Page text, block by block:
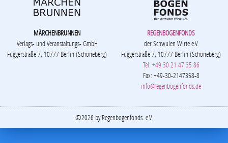
MÄRCHENBRUNNEN
Verlags- und Veranstaltungs- GmbH
Fuggerstraße 7, 10777 Berlin (Schöneberg)
REGENBOGENFONDS
der Schwulen Wirte e.V.
Fuggerstraße 7, 10777 Berlin (Schöneberg)
Tel: +49 30 21 47 35 86
Fax: +49-30-2147358-8
info@regenbogenfonds.de
©2026 by Regenbogenfonds. e.V.